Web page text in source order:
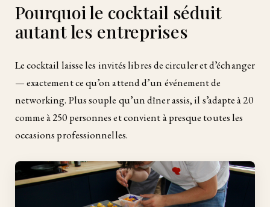
Pourquoi le cocktail séduit
autant les entreprises
Le cocktail laisse les invités libres de circuler et d’échanger
— exactement ce qu’on attend d’un événement de
networking. Plus souple qu’un dîner assis, il s’adapte à 20
comme à 250 personnes et convient à presque toutes les
occasions professionnelles.